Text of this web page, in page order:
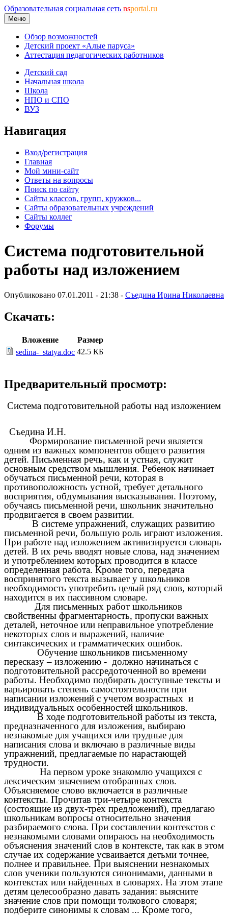
Образовательная социальная сеть nsportal.ru
Меню
Обзор возможностей
Детский проект «Алые паруса»
Аттестация педагогических работников
Детский сад
Начальная школа
Школа
НПО и СПО
ВУЗ
Навигация
Вход/регистрация
Главная
Мой мини-сайт
Ответы на вопросы
Поиск по сайту
Сайты классов, групп, кружков...
Сайты образовательных учреждений
Сайты коллег
Форумы
Система подготовительной
работы над изложением
Опубликовано 07.01.2011 - 21:38 - Съедина Ирина Николаевна
Скачать:
Вложение
Размер
sedina-_statya.doc 42.5 КБ
Предварительный просмотр:
Система подготовительной работы над изложением
Съедина И.Н.
Формирование письменной речи является
одним из важных компонентов общего развития
детей. Письменная речь, как и устная, служит
основным средством мышления. Ребенок начинает
обучаться письменной речи, которая в
противоположность устной, требует детального
восприятия, обдумывания высказывания. Поэтому,
обучаясь письменной речи, школьник значительно
продвигается в своем развитии.
В системе упражнений, служащих развитию
письменной речи, большую роль играют изложения.
При работе над изложением активизируется словарь
детей. В их речь вводят новые слова, над значением
и употреблением которых проводится в классе
определенная работа. Кроме того, передача
воспринятого текста вызывает у школьников
необходимость употребить целый ряд слов, который
находится в их пассивном словаре.
Для письменных работ школьников
свойственны фрагментарность, пропуски важных
деталей, неточное или неправильное употребление
некоторых слов и выражений, наличие
синтаксических и грамматических ошибок.
Обучение школьников письменному
пересказу – изложению - должно начинаться с
подготовительной рассредоточенной во времени
работы. Необходимо подбирать доступные тексты и
варьировать степень самостоятельности при
написании изложений с учетом возрастных и
индивидуальных особенностей школьников.
В ходе подготовительной работы из текста,
предназначенного для изложения, выбираю
незнакомые для учащихся или трудные для
написания слова и включаю в различные виды
упражнений, предлагаемые по нарастающей
трудности.
На первом уроке знакомлю учащихся с
лексическим значением отобранных слов.
Объясняемое слово включается в различные
контексты. Прочитав три-четыре контекста
(состоящие из двух-трех предложений), предлагаю
школьникам вопросы относительно значения
разбираемого слова. При составлении контекстов с
незнакомыми словами опираюсь на необходимость
объяснения значений слов в контексте, так как в этом
случае их содержание усваивается детьми точнее,
полнее и правильнее. При выяснении незнакомых
слов ученики пользуются синонимами, данными в
контекстах или найденных в словарях. На этом этапе
детям целесообразно давать задания: выясните
значение слов при помощи толкового словаря;
подберите синонимы к словам ... Кроме того,